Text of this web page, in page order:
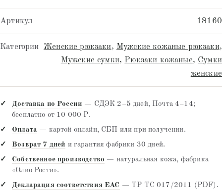
Артикул 18160
Категории Женские рюкзаки, Мужские кожаные рюкзаки,
Мужские сумки, Рюкзаки кожаные, Сумки
женские
Доставка по России — СДЭК 2–5 дней, Почта 4–14;
бесплатно от 10 000 ₽.
Оплата — картой онлайн, СБП или при получении.
Возврат 7 дней и гарантия фабрики 30 дней.
Собственное производство — натуральная кожа, фабрика
«Олио Рости».
Декларация соответствия EAC — ТР ТС 017/2011 (PDF).